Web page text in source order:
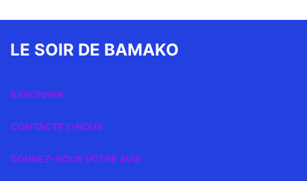
LE SOIR DE BAMAKO
S’ABONNER
CONTACTEZ-NOUS
DONNEZ-NOUS VOTRE AVIS